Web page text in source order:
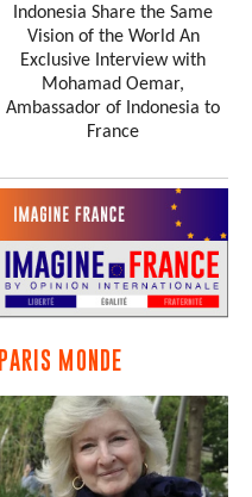
Indonesia Share the Same
Vision of the World An
Exclusive Interview with
Mohamad Oemar,
Ambassador of Indonesia to
France
PARIS MONDE